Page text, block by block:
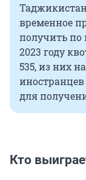
временное
получить по
2023 году
535, из них
для
Кто